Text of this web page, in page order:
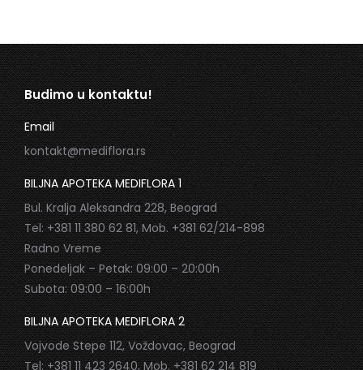
Budimo u kontaktu!
Email
kontakt@mediflora.rs
BILJNA APOTEKA MEDIFLORA 1
Bul. Kralja Aleksandra 228, Beograd
Tel: +381 11 380 62 81, Mob. +381 62/214-898
Radno Vreme
Ponedeljak – Petak: 09:00 – 20:00h
Subota: 09:00 – 16:00h
BILJNA APOTEKA MEDIFLORA 2
Vojvode Stepe 112, Voždovac, Beograd
Tel: +381 11 423 2640, Mob. +381 62 214 819